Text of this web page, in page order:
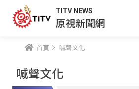
TITV NEWS
原視新聞網
首頁 喊聲文化
喊聲文化